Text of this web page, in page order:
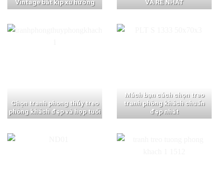
Vintage bắt kịp xu hướng VÀ RẺ NHẤT
Chọn tranh phong thủy treo
phòng khách đẹp và hợp tuổi
Mách bạn cách chọn treo
tranh phòng khách chuẩn
đẹp nhất